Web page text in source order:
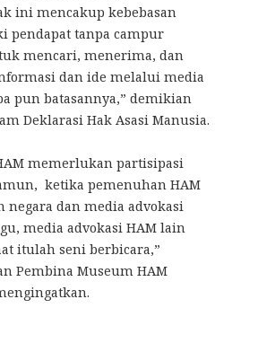
ini mencakup kebebasan
tanpa campur
mencari, menerima, dan
dan ide melalui media
pun batasannya,” demikian
Deklarasi Hak Asasi Manusia.
memerlukan partisipasi
ketika pemenuhan HAM
negara dan media advokasi
media advokasi HAM lain
itulah seni berbicara,”
Pembina Museum HAM